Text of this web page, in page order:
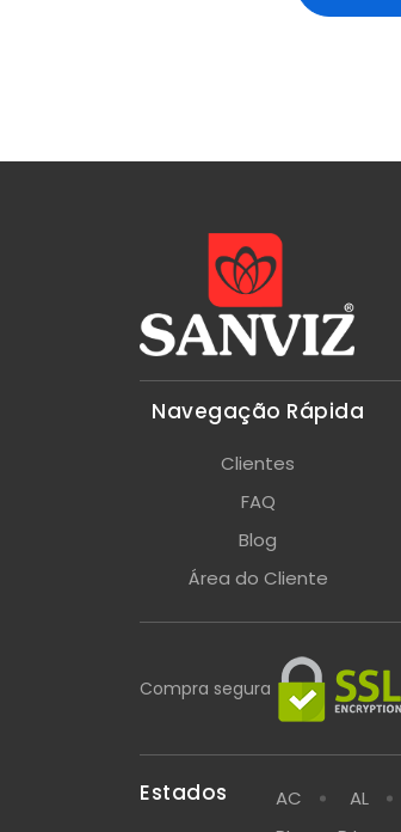
Navegação Rápida
Clientes
FAQ
Blog
Área do Cliente
Compra segura
Estados AC AL